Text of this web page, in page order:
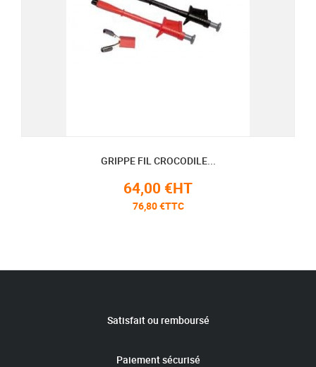
GRIPPE FIL CROCODILE...
64,00 €HT
76,80 €TTC
Satisfait ou remboursé
Paiement sécurisé